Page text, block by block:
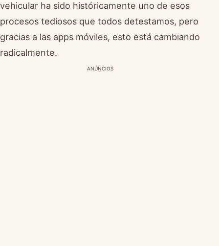
vehicular ha sido históricamente uno de esos
procesos tediosos que todos detestamos, pero
gracias a las apps móviles, esto está cambiando
radicalmente.
ANÚNCIOS